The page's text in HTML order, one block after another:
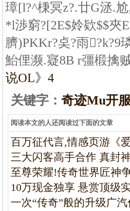
璋[l?^棅冥z?.廿G洆.尬
*l渉窮?[2E$姈欵$$
臍)PKKr?奌?雨
鮐俚濒.寲8B r彊椴擒
说OL》4
关键字： 奇迹Mu开
阅读本文的人还阅读过下面的文章
百万征代言,情感页游《爱
三大闪客高手合作 真封
至尊荣耀!传奇世界匠神
10万现金独享 悬赏顶级
一次“传奇”般的升级广汽